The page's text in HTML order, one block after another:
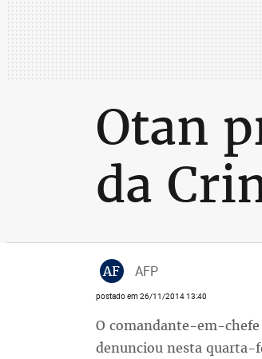
Otan
da
AF AFP
postado em 26/11/2014 13:40
O comandante-em-
denunciou nesta quarta-